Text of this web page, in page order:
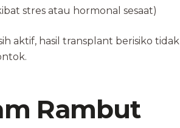
stres atau hormonal sesaat)
aktif, hasil transplant berisiko tidak
Rambut